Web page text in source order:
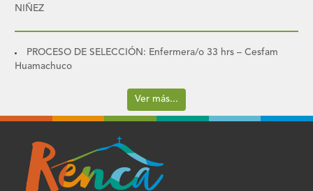
NIÑEZ
PROCESO DE SELECCIÓN: Enfermera/o 33 hrs – Cesfam
Huamachuco
Ver más...